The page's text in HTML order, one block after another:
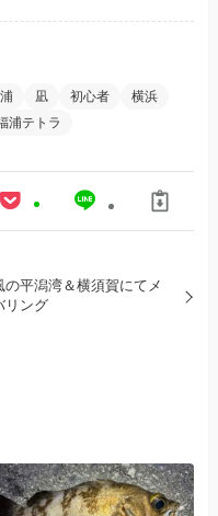
凪 初心者
横浜
浦テトラ
の平潟湾＆横須賀にてメ
リング